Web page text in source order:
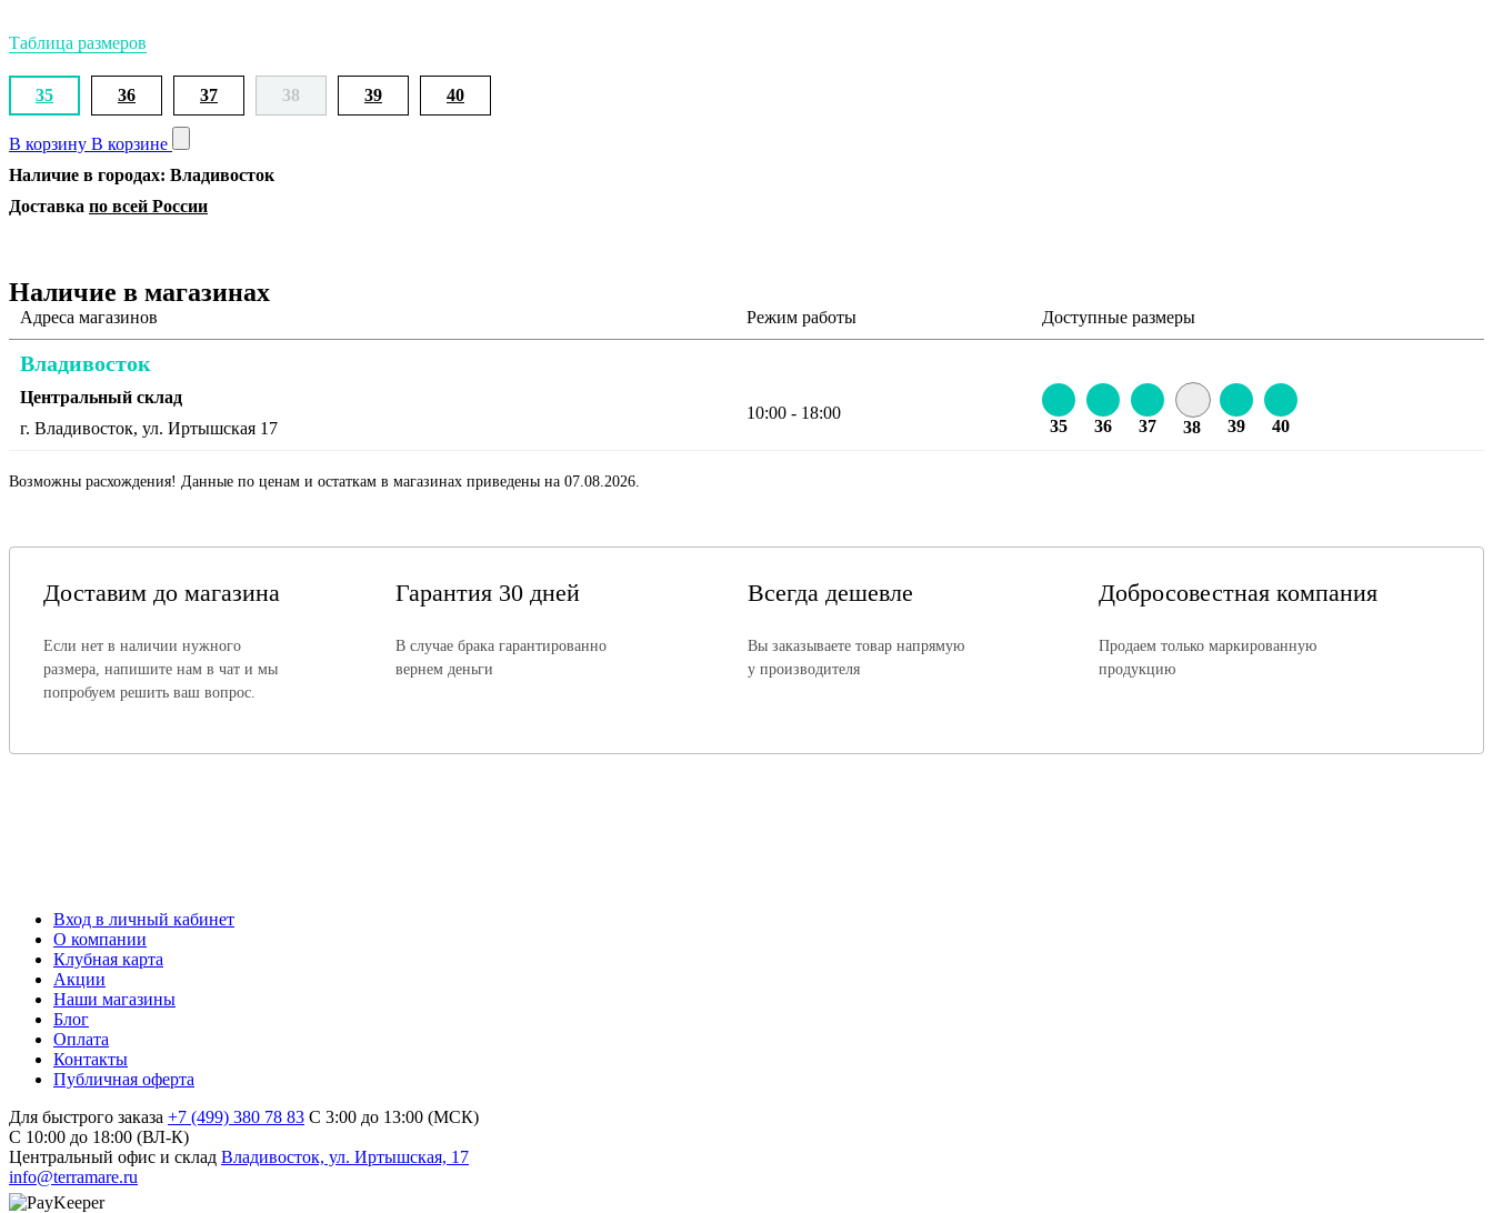
Таблица размеров
35 36 37 38 39 40
В корзину В корзине
Наличие в городах: Владивосток
Доставка по всей России
Наличие в магазинах
Адреса магазинов Режим работы Доступные размеры
Владивосток
Центральный склад
г. Владивосток, ул. Иртышская 17
10:00 - 18:00
35 36 37 38 39 40
Возможны расхождения! Данные по ценам и остаткам в магазинах приведены на 07.08.2026.
Доставим до магазина
Если нет в наличии нужного
размера, напишите нам в чат и мы
попробуем решить ваш вопрос.
Гарантия 30 дней
В случае брака гарантированно
вернем деньги
Всегда дешевле
Вы заказываете товар напрямую
у производителя
Добросовестная компания
Продаем только маркированную
продукцию
Вход в личный кабинет
О компании
Клубная карта
Акции
Наши магазины
Блог
Оплата
Контакты
Публичная оферта
Для быстрого заказа +7 (499) 380 78 83 С 3:00 до 13:00 (МСК)
C 10:00 до 18:00 (ВЛ-К)
Центральный офис и склад Владивосток, ул. Иртышская, 17
info@terramare.ru